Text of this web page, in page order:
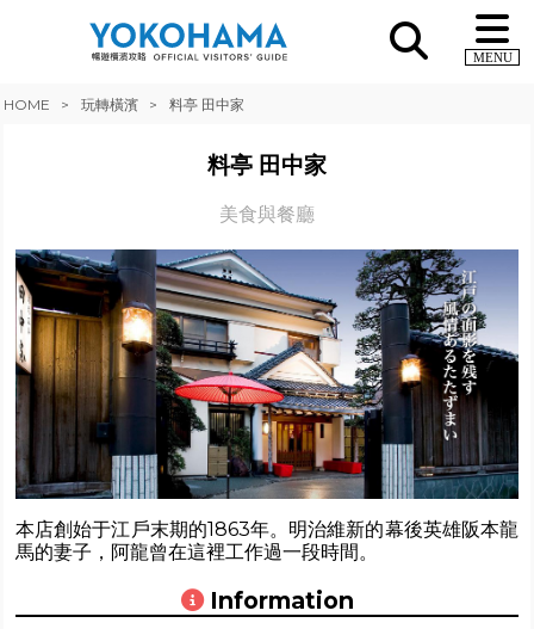
MENU
HOME 玩轉橫濱 料亭 田中家
料亭 田中家
美食與餐廳
本店創始于江戶末期的1863年。明治維新的幕後英雄阪本龍
馬的妻子，阿龍曾在這裡工作過一段時間。
Information